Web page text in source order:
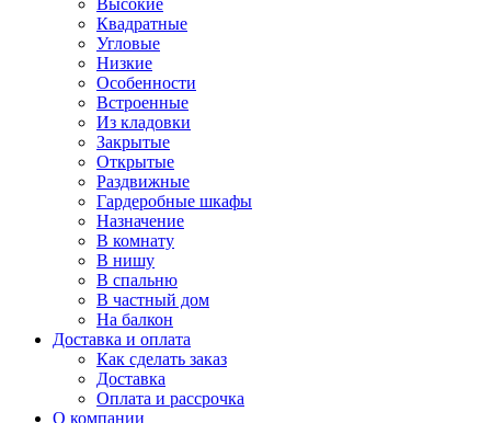
Высокие
Квадратные
Угловые
Низкие
Особенности
Встроенные
Из кладовки
Закрытые
Открытые
Раздвижные
Гардеробные шкафы
Назначение
В комнату
В нишу
В спальню
В частный дом
На балкон
Доставка и оплата
Как сделать заказ
Доставка
Оплата и рассрочка
О компании